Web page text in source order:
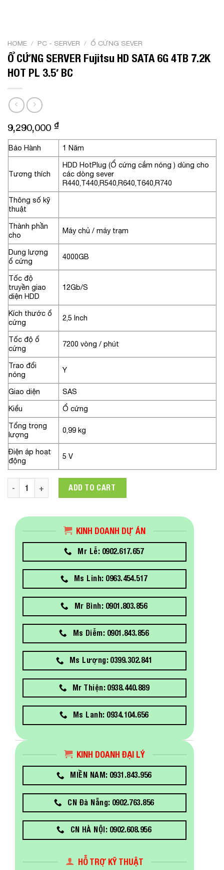
HOME / PC - SERVER / Ổ CỨNG SEVER
Ổ CỨNG SERVER Fujitsu HD SATA 6G 4TB 7.2K
HOT PL 3.5′ BC
9,290,000 ₫
Bảo Hành 1 Năm
Tương thích
HDD HotPlug (Ổ cứng cắm nóng ) dùng cho
các dòng sever
R440,T440,R540,R640,T640,R740
Thông số kỹ
thuật
Thành phần
cho
Máy chủ / máy trạm
Dung lượng
ổ cứng
4000GB
Tốc độ
truyền giao
diện HDD
12Gb/S
Kích thước ổ
cứng
2,5 Inch
Tốc độ ổ
cứng
7200 vòng / phút
Trao đổi
nóng
Y
Giao diện
SAS
Kiểu
Ổ cứng
Tổng trọng
lượng
0,99 kg
Điện áp hoạt
động
5 V
Ổ CỨNG SERVER Fujitsu HD SATA 6G 4TB 7.2K HOT PL 3.5'
ADD TO CART
KINH DOANH DỰ ÁN
Mr Lễ: 0902.617.657
Ms Linh: 0963.454.517
Mr Bình: 0901.803.856
Ms Diễm: 0901.843.856
Ms Lượng: 0399.302.841
Mr Thiện: 0938.440.889
Ms Lanh: 0934.104.656
KINH DOANH ĐẠI LÝ
MIỀN NAM: 0931.843.956
CN Đà Nẵng: 0902.763.856
CN HÀ NỘI: 0902.608.956
HỖ TRỢ KỸ THUẬT